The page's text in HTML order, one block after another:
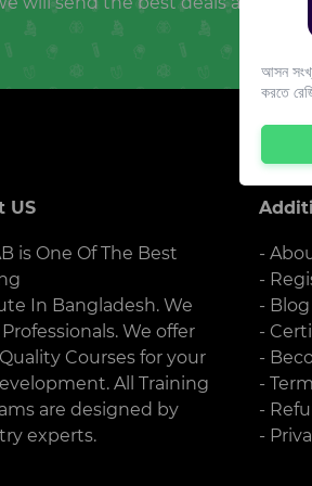
US
is One Of The Best
In Bangladesh. We
We offer
Courses for your
All Training
are designed by
experts.
-
-
- Blog
-
-
-
-
-
আসন
করতে